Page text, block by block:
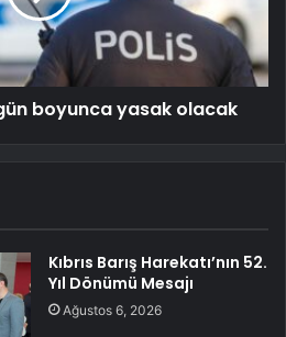
boyunca yasak olacak
Kıbrıs Barış Harekatı’nın 52.
Yıl Dönümü Mesajı
Ağustos 6, 2026